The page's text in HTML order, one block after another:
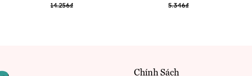
14.256₫ 5.346₫
Chính Sách